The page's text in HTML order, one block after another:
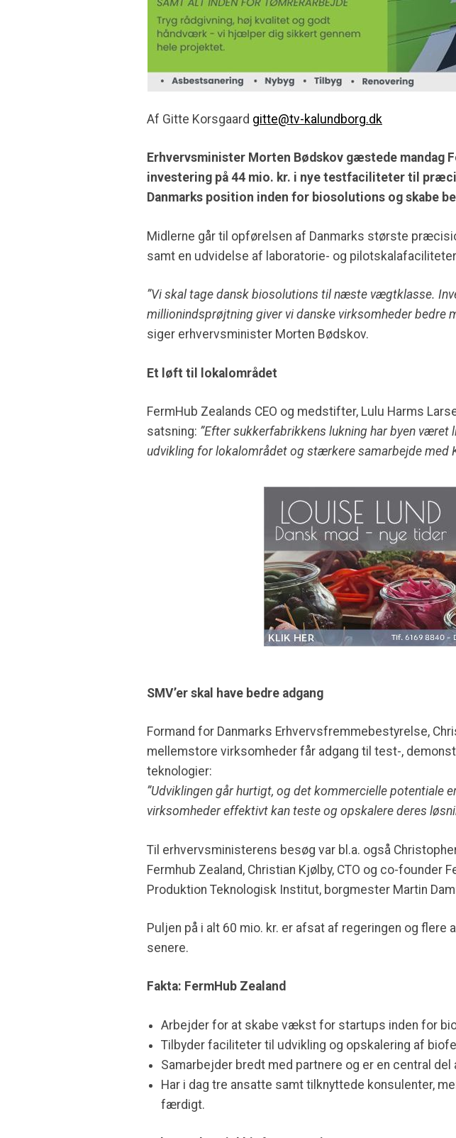
Af Gitte Korsgaard gitte@tv-kalundborg.dk
Erhvervsminister Morten Bødskov gæstede mandag
investering på 44 mio. kr. i nye testfaciliteter til
Danmarks position inden for biosolutions og skabe
Midlerne går til opførelsen af Danmarks største
samt en udvidelse af laboratorie- og
”Vi skal tage dansk biosolutions til næste vægtklasse.
millionindsprøjtning giver vi danske virksomheder bedre
siger erhvervsminister Morten Bødskov.
Et løft til lokalområdet
FermHub Zealands CEO og medstifter, Lulu Harms
satsning: ”Efter sukkerfabrikkens lukning har byen været
udvikling for lokalområdet og stærkere samarbejde med
SMV’er skal have bedre adgang
Formand for Danmarks Erhvervsfremmebestyrelse,
mellemstore virksomheder får adgang til test-,
teknologier:
”Udviklingen går hurtigt, og det kommercielle
virksomheder effektivt kan teste og opskalere deres
Til erhvervsministerens besøg var bl.a. også
Fermhub Zealand, Christian Kjølby, CTO og co-founder
Produktion Teknologisk Institut, borgmester Martin
Puljen på i alt 60 mio. kr. er afsat af regeringen og
senere.
Fakta: FermHub Zealand
Arbejder for at skabe vækst for startups inden for
Tilbyder faciliteter til udvikling og opskalering af
Samarbejder bredt med partnere og er en central
Har i dag tre ansatte samt tilknyttede konsulenter,
færdigt.